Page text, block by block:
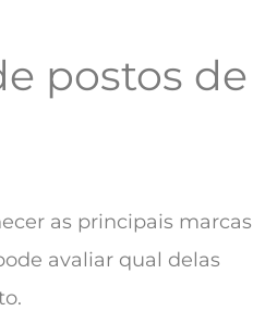
postos de
as principais marcas
avaliar qual delas